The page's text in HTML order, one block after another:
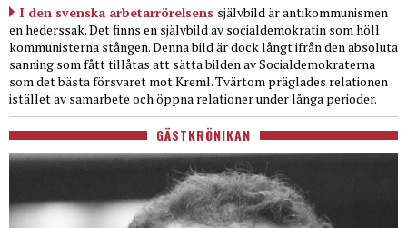
I den svenska arbetarrörelsens självbild är antikommunismen
en hederssak. Det finns en självbild av socialdemokratin som höll
kommunisterna stången. Denna bild är dock långt ifrån den absoluta
sanning som fått tillåtas att sätta bilden av Socialdemokraterna
som det bästa försvaret mot Kreml. Tvärtom präglades relationen
istället av samarbete och öppna relationer under långa perioder.
GÄSTKRÖNIKAN